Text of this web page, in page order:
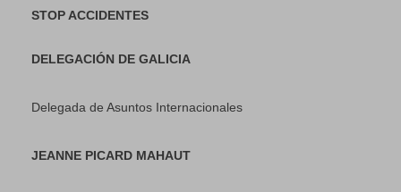
STOP ACCIDENTES
DELEGACIÓN DE GALICIA
Delegada de Asuntos Internacionales
JEANNE PICARD MAHAUT